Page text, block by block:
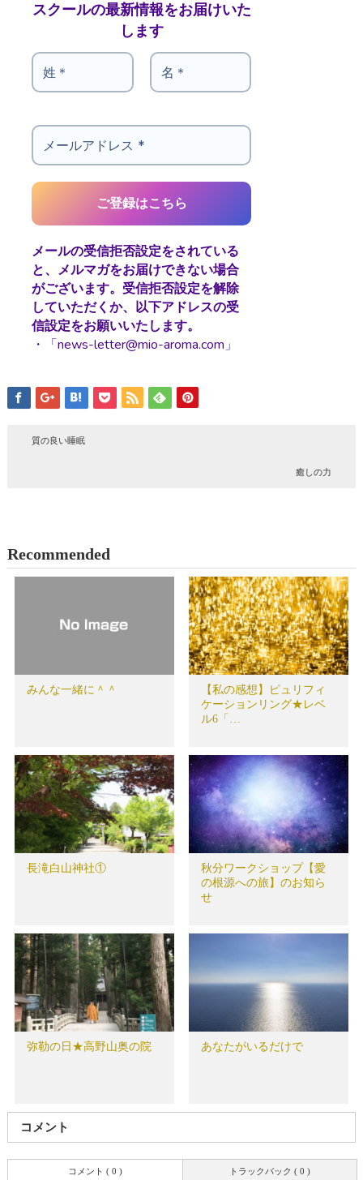
スクールの最新情報をお届けいた
します
メールの受信拒否設定をされている
と、メルマガをお届けできない場合
がございます。受信拒否設定を解除
していただくか、以下アドレスの受
信設定をお願いいたします。
・「news-letter@mio-aroma.com」
質の良い睡眠
癒しの力
Recommended
みんな一緒に＾＾
【私の感想】ピュリフィ
ケーションリング★レベ
ル6「…
長滝白山神社①
秋分ワークショップ【愛
の根源への旅】のお知ら
せ
弥勒の日★高野山奥の院 あなたがいるだけで
コメント
トラックバック ( 0 )
コメント ( 0 )